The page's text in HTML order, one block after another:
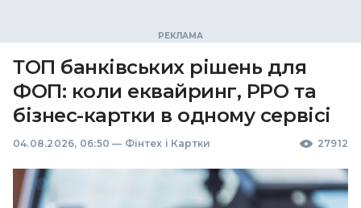
ТОП банківських рішень для
ФОП: коли еквайринг, РРО та
бізнес-картки в одному сервісі
04.08.2026, 06:50 — Фінтех і Картки 27912